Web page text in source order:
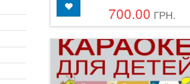
700.00 ГРН.